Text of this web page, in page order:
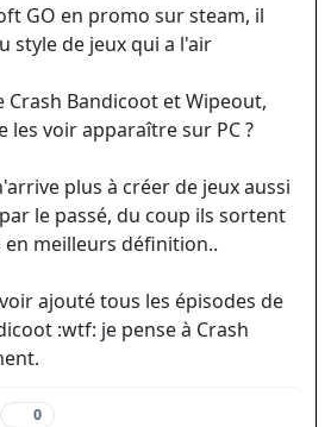
GO en promo sur steam, il
style de jeux qui a l'air
Crash Bandicoot et Wipeout,
les voir apparaître sur PC ?
plus à créer de jeux aussi
le passé, du coup ils sortent
en meilleurs définition..
ajouté tous les épisodes de
:wtf: je pense à Crash
0